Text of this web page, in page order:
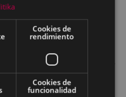
de resoluciones de Alcaldía.
del escrito del grupo
(PSOE) de cambio de
de EUDEL con motivo
30 aniversario de la
de Acción de Beijing;
Cookies de
rendimiento
Cookies de
funcionalidad